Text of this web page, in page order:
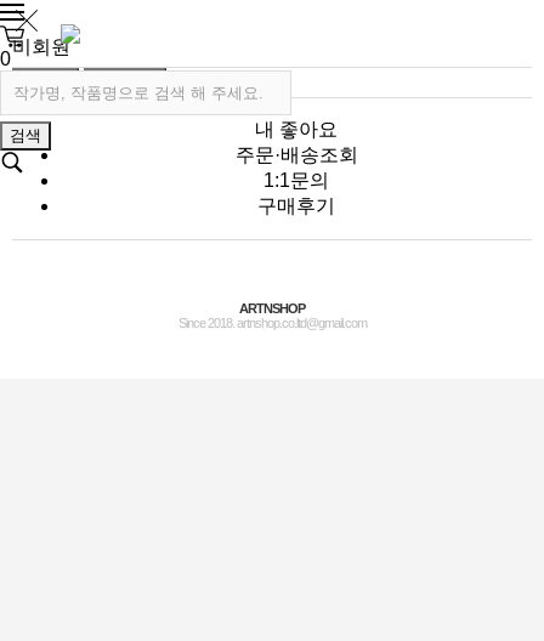
0
검색
비회원
로그인 회원가입
내 좋아요
주문·배송조회
1:1문의
구매후기
ARTNSHOP
Since 2018. artnshop.co.ltd@gmail.com